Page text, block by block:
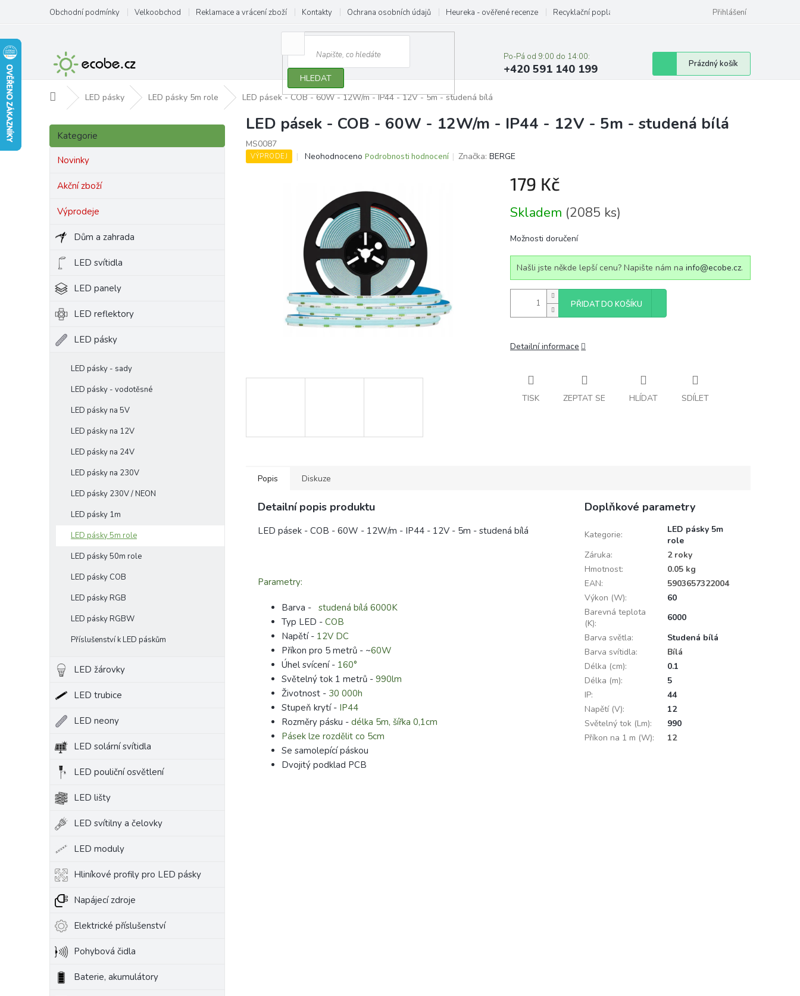
obsah
Obchodní podmínky Velkoobchod Reklamace a vrácení zboží Kontakty Ochrana osobních údajů Heureka - ověřené recenze Recyklační poplatky Přihlášení
HLEDAT
Po-Pá od 9:00 do 14:00:
+420 591 140 199
Nákupní
košík
Prázdný košík
Domů LED pásky LED pásky 5m role LED pásek - COB - 60W - 12W/m - IP44 - 12V - 5m - studená bílá
P
s
p
Přeskočit
kategorie
Kategorie
Novinky
Akční zboží
Výprodeje
Dům a zahrada
LED svítidla
LED panely
LED reflektory
LED pásky
LED pásky - sady
LED pásky - vodotěsné
LED pásky na 5V
LED pásky na 12V
LED pásky na 24V
LED pásky na 230V
LED pásky 230V / NEON
LED pásky 1m
LED pásky 5m role
LED pásky 50m role
LED pásky COB
LED pásky RGB
LED pásky RGBW
Příslušenství k LED páskům
LED žárovky
LED trubice
LED neony
LED solární svítidla
LED pouliční osvětlení
LED lišty
LED svítilny a čelovky
LED moduly
Hliníkové profily pro LED pásky
Napájecí zdroje
Elektrické příslušenství
Pohybová čidla
Baterie, akumulátory
LED pásek - COB - 60W - 12W/m - IP44 - 12V - 5m - studená bílá
MS0087
VÝPRODEJ
Průměrné
hvězdiček.
Neohodnoceno Podrobnosti hodnocení Značka:BERGE
179 Kč
cena:
Skladem (2085 ks)
Možnosti doručení
Našli jste někde lepší cenu? Napište nám na info@ecobe.cz.
PŘIDAT DO KOŠÍKU
Detailní informace
TISK ZEPTAT SE HLÍDAT SDÍLET
Popis Diskuze
Detailní popis produktu
LED pásek - COB - 60W - 12W/m - IP44 - 12V - 5m - studená bílá
Parametry:
Barva - studená bílá 6000K
Typ LED - COB
Napětí - 12V DC
Příkon pro 5 metrů - ~60W
Úhel svícení - 160°
Světelný tok 1 metrů - 990lm
Životnost - 30 000h
Stupeň krytí - IP44
Rozměry pásku - délka 5m, šířka 0,1cm
Pásek lze rozdělit co 5cm
Se samolepící páskou
Dvojitý podklad PCB
Doplňkové parametry
Kategorie:
LED pásky 5m
role
Záruka:
2 roky
Hmotnost:
0.05 kg
EAN:
5903657322004
Výkon (W):
60
Barevná teplota
(K):
6000
Barva světla:
Studená bílá
Barva svítidla:
Bílá
Délka (cm):
0.1
Délka (m):
5
IP:
44
Napětí (V):
12
Světelný tok (Lm):
990
Příkon na 1 m (W): 12